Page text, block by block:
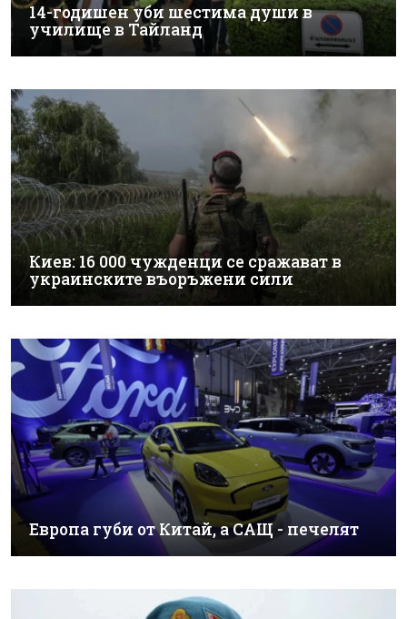
14-годишен уби шестима души в
училище в Тайланд
Киев: 16 000 чужденци се сражават в
украинските въоръжени сили
Европа губи от Китай, а САЩ - печелят